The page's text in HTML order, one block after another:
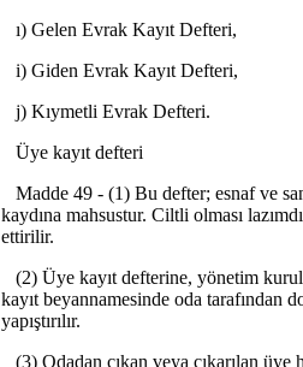
ı) Gelen Evrak Kayıt Defteri,
i) Giden Evrak Kayıt Defteri,
j) Kıymetli Evrak Defteri.
Üye kayıt defteri
Madde 49 - (1) Bu defter; esnaf ve
kaydına mahsustur. Ciltli olması
ettirilir.
(2) Üye kayıt defterine, yönetim
kayıt beyannamesinde oda tarafından
yapıştırılır.
(3) Odadan çıkan veya çıkarılan üye